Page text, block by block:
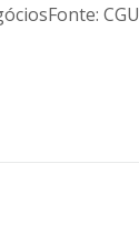
Fonte: CGU